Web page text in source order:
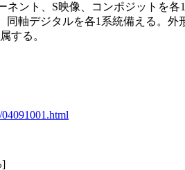
ント、S映像、コンポジットを各
同軸デジタルを各1系統備える。外
する。
]